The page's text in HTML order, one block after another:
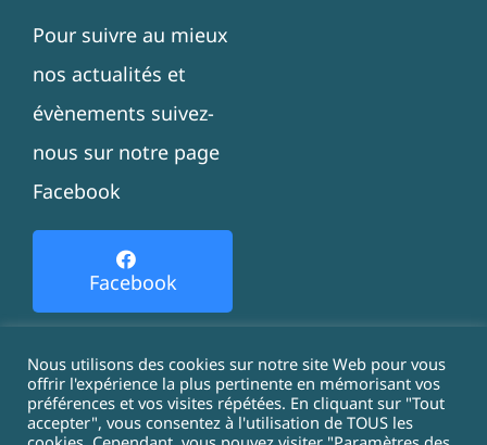
Pour suivre au mieux
nos actualités et
évènements suivez-
nous sur notre page
Facebook
Facebook
© Copyright 2021 - 2026 |Politique de cookies-
Nous utilisons des cookies sur notre site Web pour vous
offrir l'expérience la plus pertinente en mémorisant vos
préférences et vos visites répétées. En cliquant sur "Tout
accepter", vous consentez à l'utilisation de TOUS les